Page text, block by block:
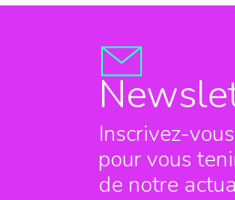
Inscrivez-
pour vous
de notre